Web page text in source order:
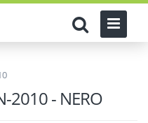
2010 - NERO